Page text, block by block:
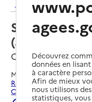
Retour aux
Service
(aide) – Louvéa
Custines,
Mis à jour le06/08/
Rechercher les
Custines.
Découvrez
données en
à caractère
Afin de mieux
nous utilisons
statistiques,